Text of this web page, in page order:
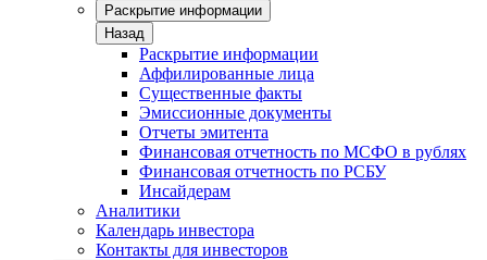
Раскрытие информации
Назад
Раскрытие информации
Аффилированные лица
Существенные факты
Эмиссионные документы
Отчеты эмитента
Финансовая отчетность по МСФО в рублях
Финансовая отчетность по РСБУ
Инсайдерам
Аналитики
Календарь инвестора
Контакты для инвесторов